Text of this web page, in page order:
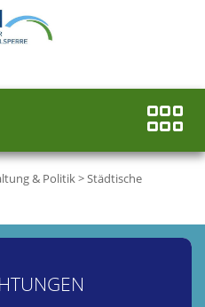
& Politik>Städtische